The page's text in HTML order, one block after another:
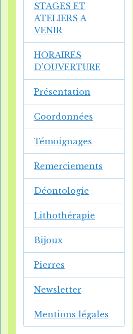
STAGES ET
ATELIERS A
VENIR
HORAIRES
D'OUVERTURE
Présentation
Coordonnées
Témoignages
Remerciements
Déontologie
Lithothérapie
Bijoux
Pierres
Newsletter
Mentions légales